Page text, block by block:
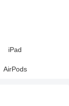
iPad
AirPods